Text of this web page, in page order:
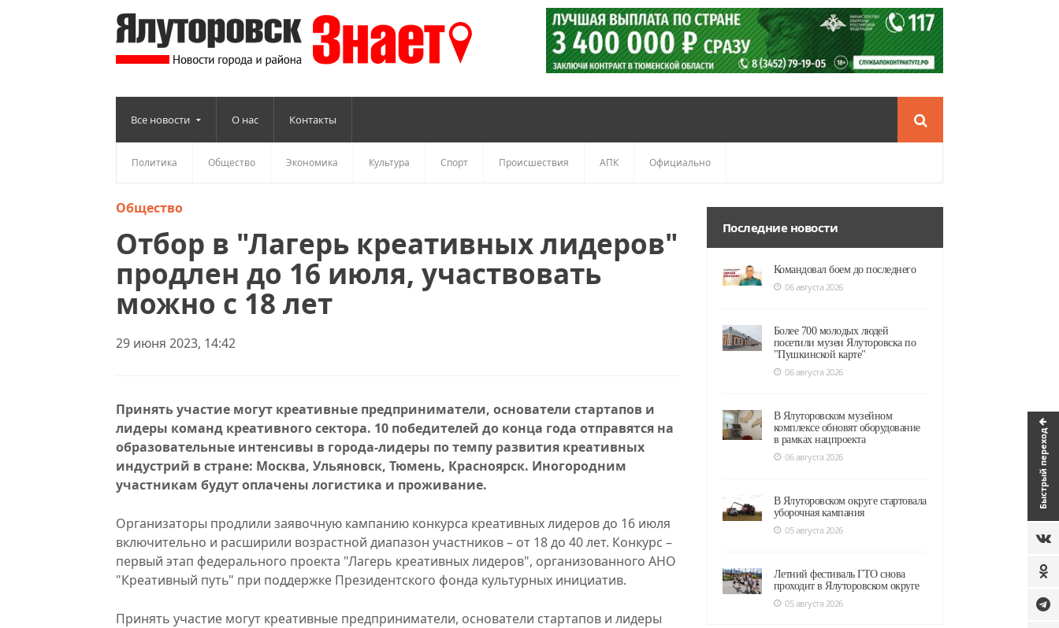
Быстрый переход
Все новости О нас Контакты
Политика Общество Экономика Культура Спорт Происшествия АПК Официально
Общество
Отбор в "Лагерь креативных лидеров"
продлен до 16 июля, участвовать
можно с 18 лет
29 июня 2023, 14:42
Принять участие могут креативные предприниматели, основатели стартапов и
лидеры команд креативного сектора. 10 победителей до конца года отправятся на
образовательные интенсивы в города-лидеры по темпу развития креативных
индустрий в стране: Москва, Ульяновск, Тюмень, Красноярск. Иногородним
участникам будут оплачены логистика и проживание.
Организаторы продлили заявочную кампанию конкурса креативных лидеров до 16 июля
включительно и расширили возрастной диапазон участников – от 18 до 40 лет. Конкурс –
первый этап федерального проекта "Лагерь креативных лидеров", организованного АНО
"Креативный путь" при поддержке Президентского фонда культурных инициатив.
Принять участие могут креативные предприниматели, основатели стартапов и лидеры
Последние новости
Командовал боем до последнего
06 августа 2026
Более 700 молодых людей
посетили музеи Ялуторовска по
"Пушкинской карте"
06 августа 2026
В Ялуторовском музейном
комплексе обновят оборудование
в рамках нацпроекта
06 августа 2026
В Ялуторовском округе стартовала
уборочная кампания
05 августа 2026
Летний фестиваль ГТО снова
проходит в Ялуторовском округе
05 августа 2026